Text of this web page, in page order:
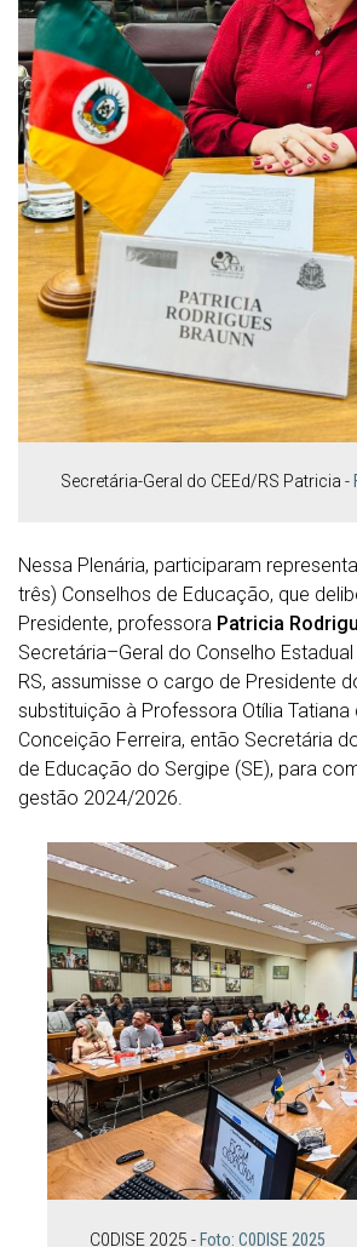
Secretária-Geral do CEEd/RS Patricia -
Nessa Plenária, participaram
três) Conselhos de Educação, que
Presidente, professora Patricia
Secretária–Geral do Conselho
RS, assumisse o cargo de Presidente
substituição à Professora Otília Tatiana
Conceição Ferreira, então Secretária
de Educação do Sergipe (SE), para
gestão 2024/2026.
C0DISE 2025 - Foto: C0DISE 2025